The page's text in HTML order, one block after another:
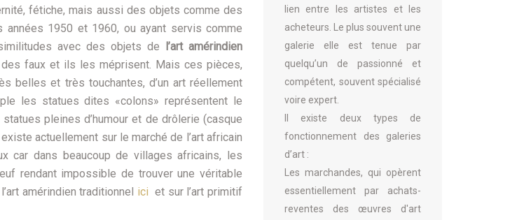
fétiche, mais aussi des objets comme des
1950 et 1960, ou ayant servis comme
avec des objets de l’art amérindien
faux et ils les méprisent. Mais ces pièces,
belles et très touchantes, d’un art réellement
les statues dites «colons» représentent le
pleines d’humour et de drôlerie (casque
actuellement sur le marché de l’art africain
car dans beaucoup de villages africains, les
rendant impossible de trouver une véritable
amérindien traditionnel ici et sur l’art primitif
lien entre les artistes et les
acheteurs. Le plus souvent une
galerie elle est tenue par
quelqu’un de passionné et
compétent, souvent spécialisé
voire expert.
Il existe deux types de
fonctionnement des galeries
d’art :
Les marchandes, qui opèrent
essentiellement par achats-
reventes des œuvres d'art